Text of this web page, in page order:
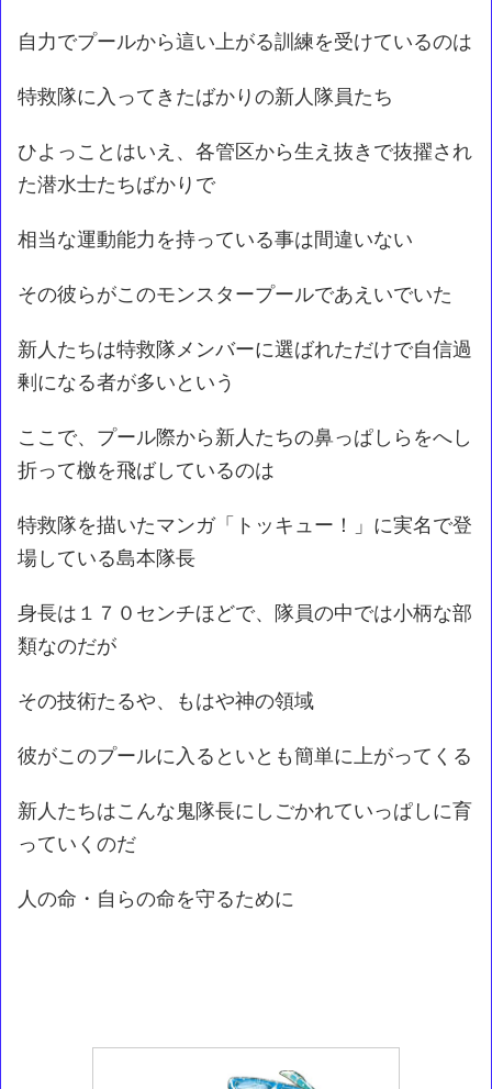
自力でプールから這い上がる訓練を受けているのは
特救隊に入ってきたばかりの新人隊員たち
ひよっことはいえ、各管区から生え抜きで抜擢され
た潜水士たちばかりで
相当な運動能力を持っている事は間違いない
その彼らがこのモンスタープールであえいでいた
新人たちは特救隊メンバーに選ばれただけで自信過
剰になる者が多いという
ここで、プール際から新人たちの鼻っぱしらをへし
折って檄を飛ばしているのは
特救隊を描いたマンガ「トッキュー！」に実名で登
場している島本隊長
身長は１７０センチほどで、隊員の中では小柄な部
類なのだが
その技術たるや、もはや神の領域
彼がこのプールに入るといとも簡単に上がってくる
新人たちはこんな鬼隊長にしごかれていっぱしに育
っていくのだ
人の命・自らの命を守るために